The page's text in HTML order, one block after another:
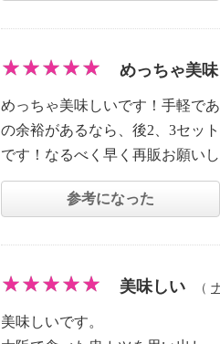
めっちゃ美味
めっちゃ美味しいです！手軽で
の余裕があるなら、後2、3セッ
です！なるべく早く再販お願いし
参考になった
美味しい （
美味しいです。